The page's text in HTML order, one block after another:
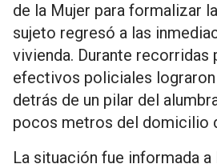
de la Mujer para formalizar
sujeto regresó a las
vivienda. Durante recorridas
efectivos policiales
detrás de un pilar del
pocos metros del domicilio
La situación fue informada a